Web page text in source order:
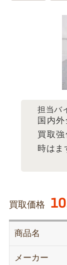
担当バ
国内
買取
時はま
買取価格
商品名
メーカー